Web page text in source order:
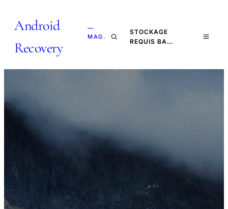
Android
Recovery
—
MAG.
STOCKAGE
REQUIS BA…